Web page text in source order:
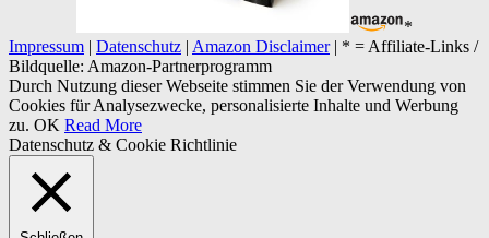
*
Impressum
Datenschutz Amazon Disclaimer| * = Affiliate-Links /
Bildquelle: Amazon-Partnerprogramm
Durch Nutzung dieser Webseite stimmen Sie der Verwendung von
Cookies für Analysezwecke, personalisierte Inhalte und Werbung
zu. OK Read More
Datenschutz & Cookie Richtlinie